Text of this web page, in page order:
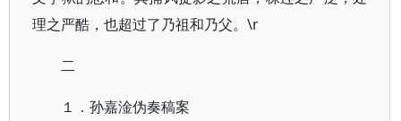
理之严酷，也超过了乃祖和乃父。\r
二
１．孙嘉淦伪奏稿案